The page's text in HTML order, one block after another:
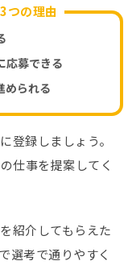
つの理由
応募できる
められる
登録しましょう。
仕事を提案してく
紹介してもらえた
選考で通りやすく